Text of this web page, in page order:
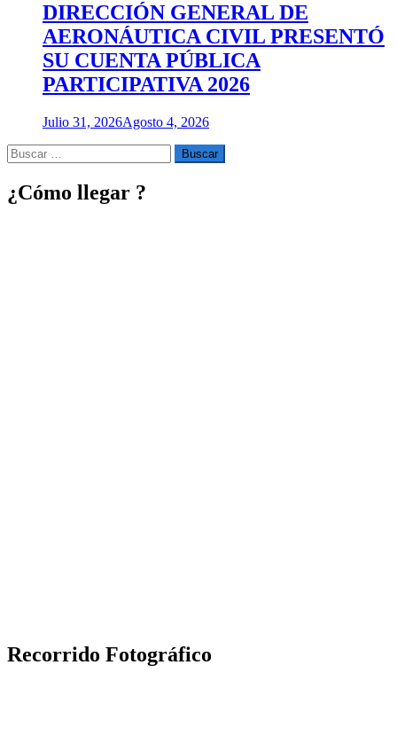
DIRECCIÓN GENERAL DE
AERONÁUTICA CIVIL PRESENTÓ
SU CUENTA PÚBLICA
PARTICIPATIVA 2026
Julio 31, 2026Agosto 4, 2026
Buscar
por:
¿Cómo llegar ?
Recorrido Fotográfico